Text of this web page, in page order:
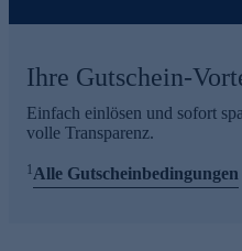
Ihre Gutschein-
Einfach einlösen und sofort
volle Transparenz.
1Alle Gutscheinbedingungen